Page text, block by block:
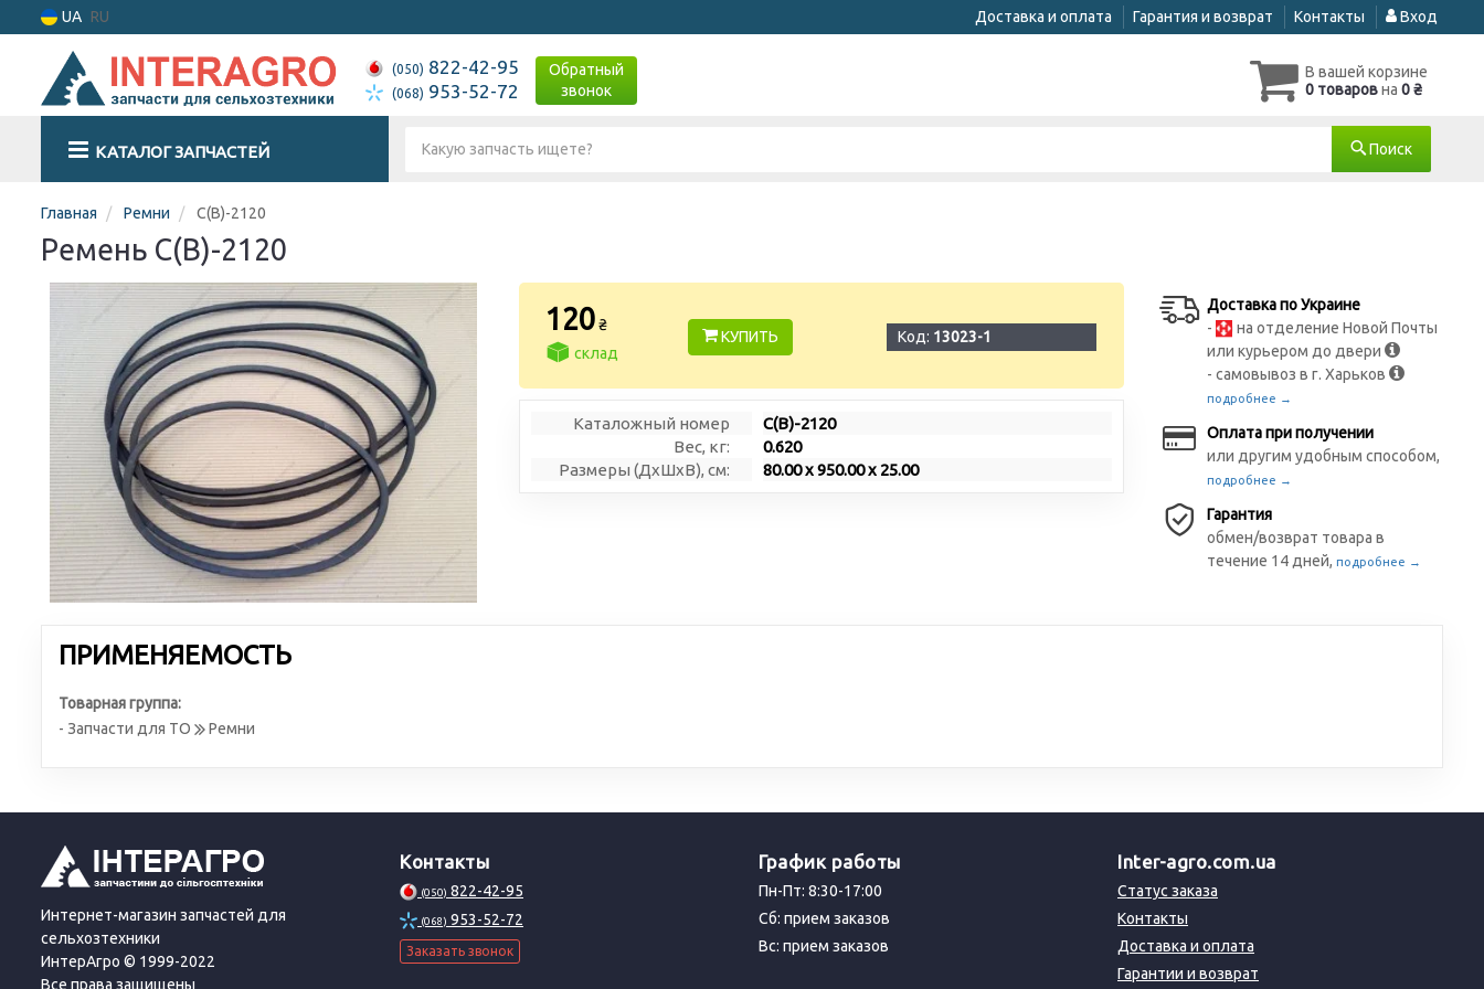
UA RU Доставка и оплата Гарантия и возврат Контакты Вход
(050) 822-42-95
(068) 953-52-72
Обратный
звонок
В вашей корзине
0 товаровна 0 ₴
КАТАЛОГ ЗАПЧАСТЕЙ Поиск
Главная Ремни С(В)-2120
Ремень С(В)-2120
120 ₴
склад
КУПИТЬ Код: 13023-1
Каталожный номер
С(В)-2120
Вес, кг:
0.620
Размеры (ДxШxВ), см:
80.00 x 950.00 x 25.00
Доставка по Украине
-
на отделение Новой Почты
или курьером до двери
- самовывоз в г. Харьков
подробнее →
Оплата при получении
или другим удобным способом,
подробнее →
Гарантия
обмен/возврат товара в
течение 14 дней,подробнее →
ПРИМЕНЯЕМОСТЬ
Товарная группа:
- Запчасти для ТО
Ремни
Интернет-магазин запчастей для
сельхозтехники
ИнтерАгро © 1999-2022
Все права защищены
Контакты
(050) 822-42-95
(068) 953-52-72
Заказать звонок
График работы
Пн-Пт: 8:30-17:00
Сб: прием заказов
Вс: прием заказов
Inter-agro.com.ua
Статус заказа
Контакты
Доставка и оплата
Гарантии и возврат